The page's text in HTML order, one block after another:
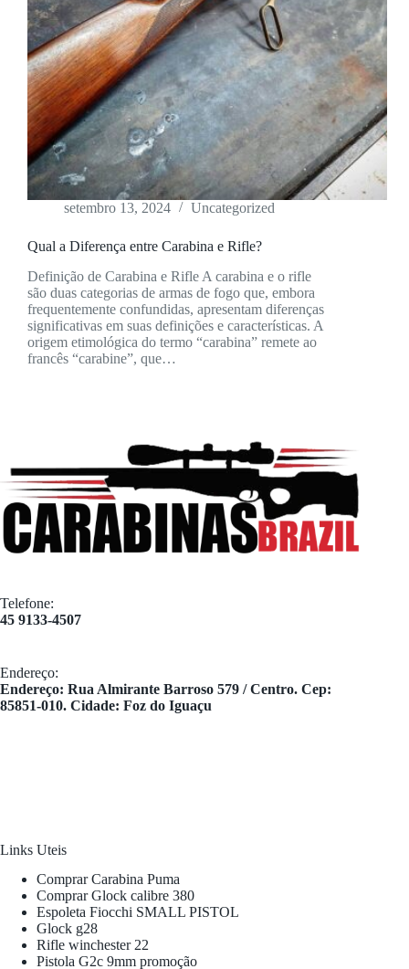
setembro 13, 2024 Uncategorized
Qual a Diferença entre Carabina e Rifle?
Definição de Carabina e Rifle A carabina e o rifle
são duas categorias de armas de fogo que, embora
frequentemente confundidas, apresentam diferenças
significativas em suas definições e características. A
origem etimológica do termo “carabina” remete ao
francês “carabine”, que…
Telefone:
45 9133-4507
Endereço:
​Endereço: Rua Almirante Barroso 579 / Centro. Cep:
85851-010. Cidade: Foz do Iguaçu
Links Uteis
Comprar Carabina Puma
Comprar Glock calibre 380
Espoleta Fiocchi SMALL PISTOL
Glock g28
Rifle winchester 22
Pistola G2c 9mm promoção